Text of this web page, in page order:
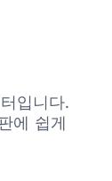
입니다.
에 쉽게